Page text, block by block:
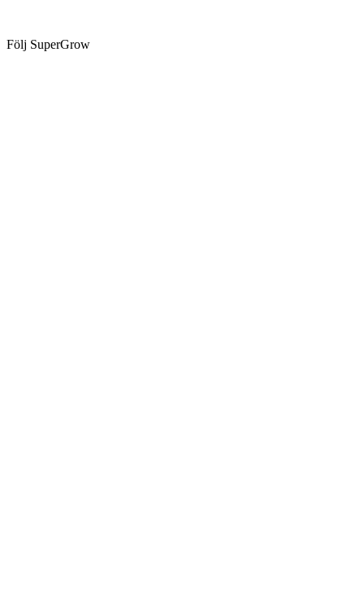
Följ SuperGrow